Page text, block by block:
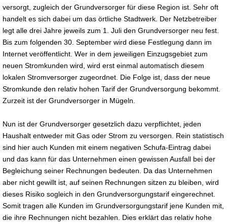
versorgt, zugleich der Grundversorger für diese Region ist. Sehr oft
handelt es sich dabei um das örtliche Stadtwerk. Der Netzbetreiber
legt alle drei Jahre jeweils zum 1. Juli den Grundversorger neu fest.
Bis zum folgenden 30. September wird diese Festlegung dann im
Internet veröffentlicht. Wer in dem jeweiligen Einzugsgebiet zum
neuen Stromkunden wird, wird erst einmal automatisch diesem
lokalen Stromversorger zugeordnet. Die Folge ist, dass der neue
Stromkunde den relativ hohen Tarif der Grundversorgung bekommt.
Zurzeit ist der Grundversorger in Mügeln.
Nun ist der Grundversorger gesetzlich dazu verpflichtet, jeden
Haushalt entweder mit Gas oder Strom zu versorgen. Rein statistisch
sind hier auch Kunden mit einem negativen Schufa-Eintrag dabei
und das kann für das Unternehmen einen gewissen Ausfall bei der
Begleichung seiner Rechnungen bedeuten. Da das Unternehmen
aber nicht gewillt ist, auf seinen Rechnungen sitzen zu bleiben, wird
dieses Risiko sogleich in den Grundversorgungstarif eingerechnet.
Somit tragen alle Kunden im Grundversorgungstarif jene Kunden mit,
die ihre Rechnungen nicht bezahlen. Dies erklärt das relativ hohe